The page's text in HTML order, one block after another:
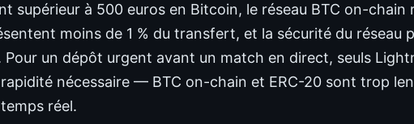
supérieur à 500 euros en Bitcoin, le réseau BTC on-
moins de 1 % du transfert, et la sécurité du réseau
Pour un dépôt urgent avant un match en direct, seuls
nécessaire — BTC on-chain et ERC-20 sont trop
réel.